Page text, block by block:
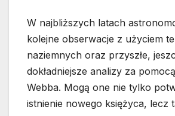
W najbliższych latach
kolejne obserwacje z użyciem
naziemnych oraz przyszłe,
dokładniejsze analizy za
Webba. Mogą one nie tylko
istnienie nowego księżyca, lecz